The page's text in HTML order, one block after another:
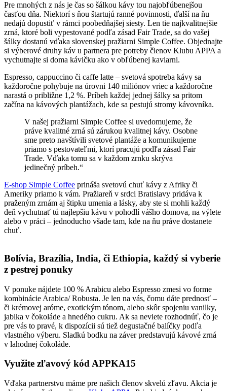
Pre mnohých z nás je čas so šálkou kávy tou najobľúbenejšou
časťou dňa. Niektorí s ňou štartujú ranné povinnosti, ďalší na ňu
nedajú dopustiť v rámci poobedňajšej siesty. Len tie najkvalitnejšie
zrná, ktoré boli vypestované podľa zásad Fair Trade, sa do vašej
šálky dostanú vďaka slovenskej pražiarni Simple Coffee. Objednajte
si výberové druhy káv u partnera pre potreby členov Klubu APPA a
vychutnajte si doma kávičku ako v obľúbenej kaviarni.
Espresso, cappuccino či caffe latte – svetová spotreba kávy sa
každoročne pohybuje na úrovni 140 miliónov vriec a každoročne
narastá o približne 1,2 %. Príbeh každej jednej šálky sa pritom
začína na kávových plantážach, kde sa pestujú stromy kávovníka.
V našej pražiarni Simple Coffee si uvedomujeme, že
práve kvalitné zrná sú zárukou kvalitnej kávy. Osobne
sme preto navštívili svetové plantáže a komunikujeme
priamo s pestovateľmi, ktorí pracujú podľa zásad Fair
Trade. Vďaka tomu sa v každom zrnku skrýva
jedinečný príbeh.“
E-shop Simple Coffee prináša svetovú chuť kávy z Afriky či
Ameriky priamo k vám. Pražiareň v srdci Bratislavy pridáva k
praženým zrnám aj štipku umenia a lásky, aby ste si mohli každý
deň vychutnať tú najlepšiu kávu v pohodlí vášho domova, na výlete
alebo v práci – jednoducho všade tam, kde na ňu práve dostanete
chuť.
Bolívia, Brazília, India, či Ethiopia, každý si vyberie
z pestrej ponuky
V ponuke nájdete 100 % Arabicu alebo Espresso zmesi vo forme
kombinácie Arabica/ Robusta. Je len na vás, čomu dáte prednosť –
či krémovej aróme, exotickým tónom, alebo skôr spojeniu vanilky,
jablka v čokoláde a hnedého cukru. Ak sa neviete rozhodnúť, čo je
pre vás to pravé, k dispozícii sú tiež degustačné balíčky podľa
vlastného výberu. Sladkú bodku na záver predstavujú kávové zrná
v lahodnej čokoláde.
Využite zľavový kód APPKA15
Vďaka partnerstvu máme pre našich členov skvelú zľavu. Akcia je